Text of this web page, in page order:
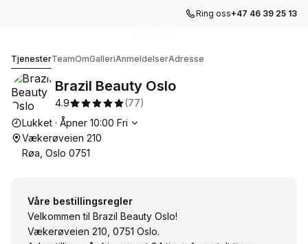
Ring oss+47 46 39 25 13
TjenesterTeamOmGalleriAnmeldelserAdresse
Brazil Beauty Oslo
4.9 (77)
Åpningstider
Lukket · Åpner 10:00 Fri
Vækerøveien 210
Røa, Oslo 0751
Våre bestillingsregler
Velkommen til Brazil Beauty Oslo!
Vækerøveien 210, 0751 Oslo.